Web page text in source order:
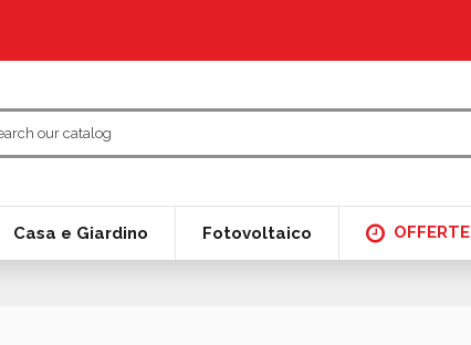
Casa e Giardino Fotovoltaico OFFERTE